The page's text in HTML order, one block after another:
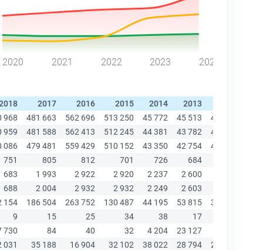
2020 2021 2022 2023 2024
2017 2016 2015 2014 2013